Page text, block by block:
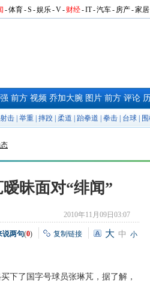
-体育-S -娱乐-V- 财经-IT-汽车- 房产-家居
前方 视频 乔加大腕 图片 前方 评论
射击 举重 摔跤 柔道 跆拳道 拳击 台球
昧面对“绯闻”
2010年11月09日03:07
说两句(0) 复制链接 大 中 小
了国字号球员张琳芃，据了解，